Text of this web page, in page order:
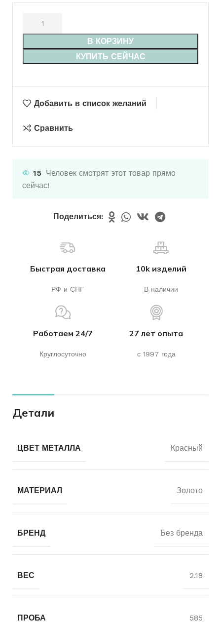
В КОРЗИНУ
КУПИТЬ СЕЙЧАС
Добавить в список желаний
Сравнить
15 Человек смотрят этот товар прямо
сейчас!
Поделиться:
Быстрая доставка
РФ и СНГ
10k изделий
В наличии
Работаем 24/7
Круглосуточно
27 лет опыта
с 1997 года
Детали
ЦВЕТ МЕТАЛЛА Красный
МАТЕРИАЛ Золото
БРЕНД Без бренда
ВЕС 2.18
ПРОБА 585